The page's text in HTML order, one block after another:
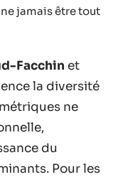
jamais être tout
Facchin et
la diversité
ne
du
Pour les